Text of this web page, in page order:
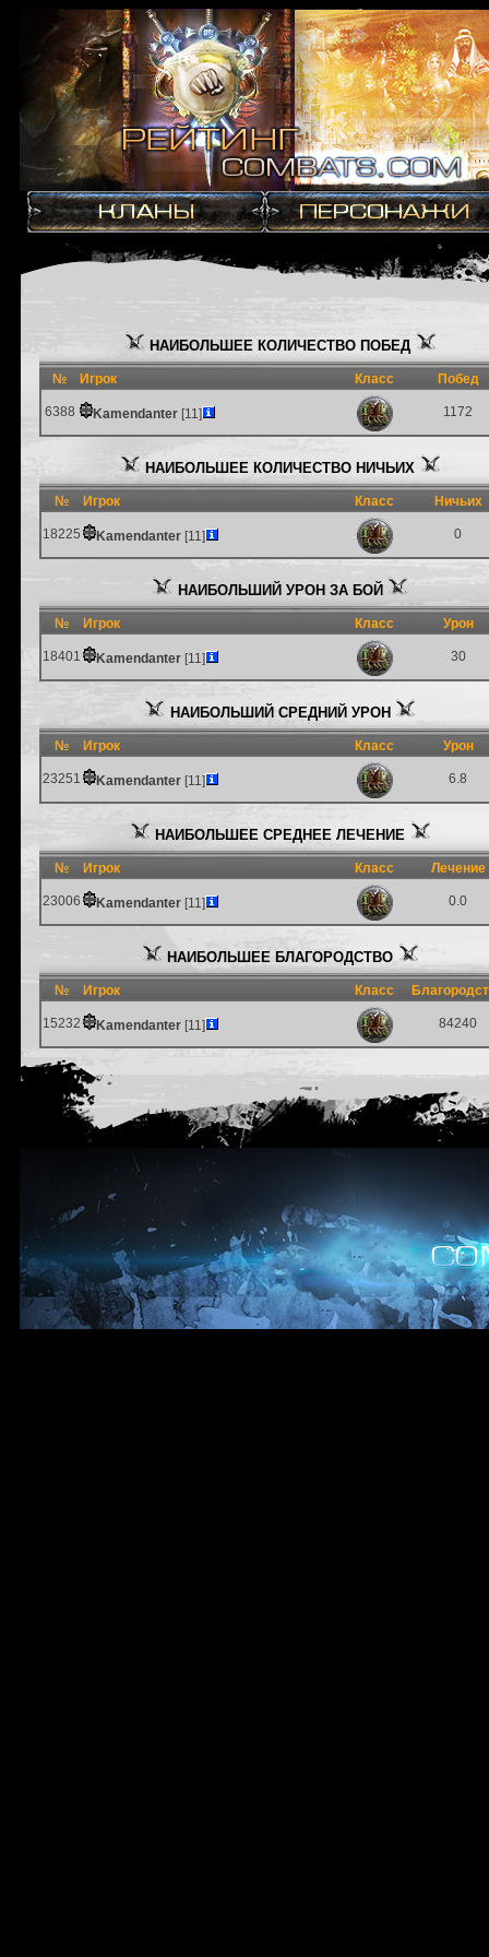
НАИБОЛЬШЕЕ КОЛИЧЕСТВО ПОБЕД
№ Игрок Класс Побед
6388 Kamendanter [11] 1172
НАИБОЛЬШЕЕ КОЛИЧЕСТВО НИЧЬИХ
№ Игрок Класс Ничьих
18225 Kamendanter [11] 0
НАИБОЛЬШИЙ УРОН ЗА БОЙ
№ Игрок Класс Урон
18401 Kamendanter [11] 30
НАИБОЛЬШИЙ СРЕДНИЙ УРОН
№ Игрок Класс Урон
23251 Kamendanter [11] 6.8
НАИБОЛЬШЕЕ СРЕДНЕЕ ЛЕЧЕНИЕ
№ Игрок Класс Лечение
23006 Kamendanter [11] 0.0
НАИБОЛЬШЕЕ БЛАГОРОДСТВО
№ Игрок Класс
15232 Kamendanter [11] 84240